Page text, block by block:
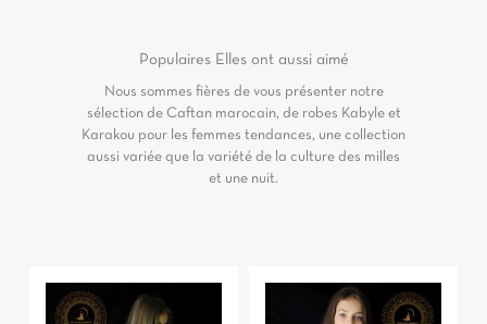
Populaires Elles ont aussi aimé
Nous sommes fières de vous présenter notre
sélection de Caftan marocain, de robes Kabyle et
Karakou pour les femmes tendances, une collection
aussi variée que la variété de la culture des milles
et une nuit.